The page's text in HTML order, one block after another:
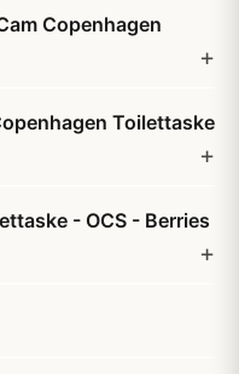
Copenhagen
Toilettaske
- OCS - Berries